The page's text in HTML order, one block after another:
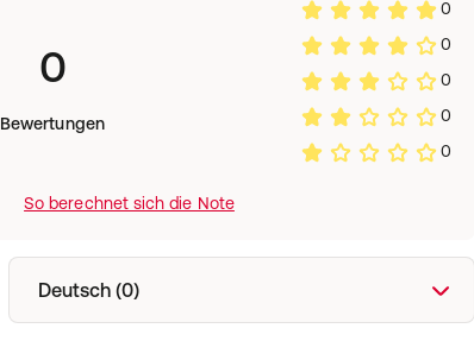
0
Bewertungen
0
0
0
0
0
So berechnet sich die Note
Deutsch (0)